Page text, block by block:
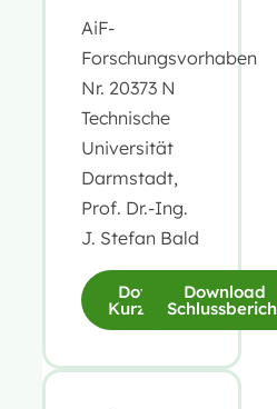
AiF-
Forschungsvorhaben
Nr. 20373 N
Technische
Universität
Darmstadt,
Prof. Dr.-Ing.
J. Stefan Bald
Download
Kurzfassung
Download